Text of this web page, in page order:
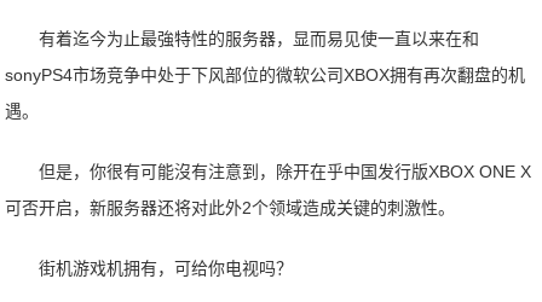
有着迄今为止最強特性的服务器，显而易见使一直以来在和
sonyPS4市场竞争中处于下风部位的微软公司XBOX拥有再次翻盘的机
遇。
但是，你很有可能沒有注意到，除开在乎中国发行版XBOX ONE X
可否开启，新服务器还将对此外2个领域造成关键的刺激性。
街机游戏机拥有，可给你电视吗？